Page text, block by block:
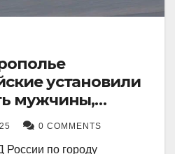
установили
мужчины,
к кражам
из квартир в
0 COMMENTS
по городу